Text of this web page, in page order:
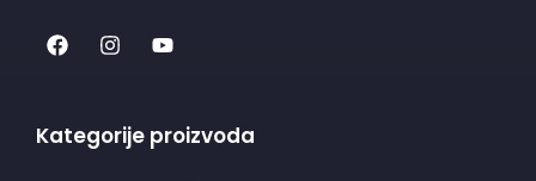
Kategorije proizvoda